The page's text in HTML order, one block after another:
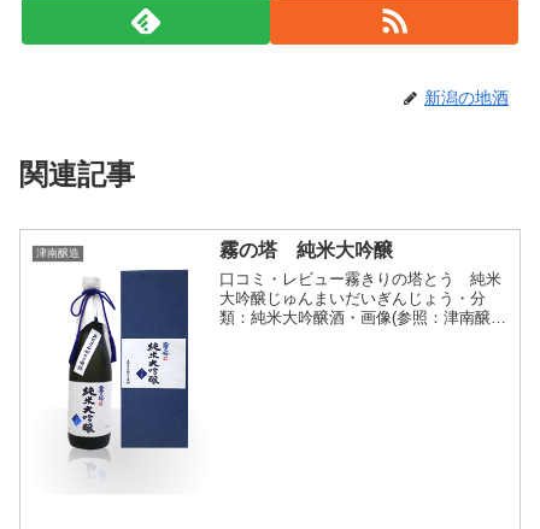
新潟の地酒
関連記事
津南醸造 霧の塔 純米大吟醸
口コミ・レビュー霧きりの塔とう 純米
大吟醸じゅんまいだいぎんじょう・分
類：純米大吟醸酒・画像(参照：津南醸造